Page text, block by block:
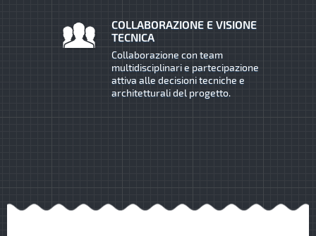
COLLABORAZIONE E VISIONE
TECNICA
Collaborazione con team
multidisciplinari e partecipazione
attiva alle decisioni tecniche e
architetturali del progetto.